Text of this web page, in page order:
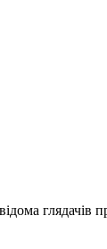
глядачів